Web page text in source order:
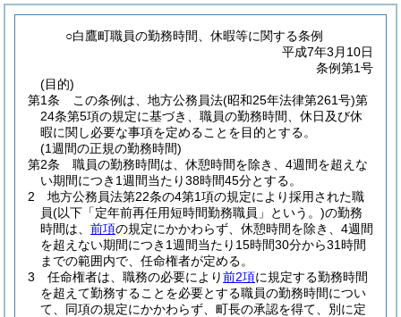
○白鷹町職員の勤務時間、休暇等に関する条例
平成7年3月10日
条例第1号
(目的)
第1条
この条例は、地方公務員法(昭和25年法律第261号)第
24条第5項の規定に基づき、職員の勤務時間、休日及び休
暇に関し必要な事項を定めることを目的とする。
(1週間の正規の勤務時間)
第2条
職員の勤務時間は、休憩時間を除き、4週間を超えな
い期間につき1週間当たり38時間45分とする。
2
地方公務員法第22条の4第1項の規定により採用された職
員(以下「定年前再任用短時間勤務職員」という。)の勤務
時間は、 前項の規定にかかわらず、休憩時間を除き、4週間
を超えない期間につき1週間当たり15時間30分から31時間
までの範囲内で、任命権者が定める。
3
任命権者は、職務の必要により前2項に規定する勤務時間
を超えて勤務することを必要とする職員の勤務時間につい
て、同項の規定にかかわらず、町長の承認を得て、別に定